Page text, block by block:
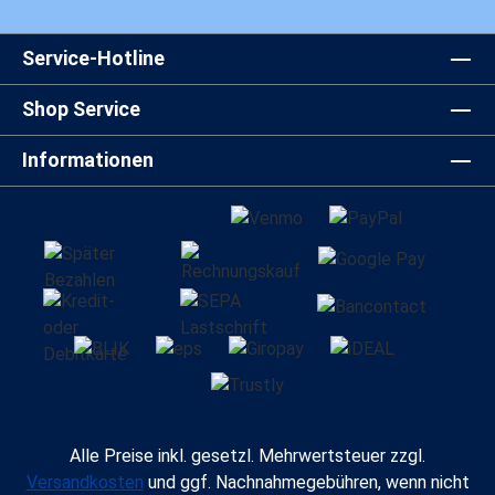
Service-Hotline
Shop Service
Informationen
Alle Preise inkl. gesetzl. Mehrwertsteuer zzgl.
Versandkosten und ggf. Nachnahmegebühren, wenn nicht